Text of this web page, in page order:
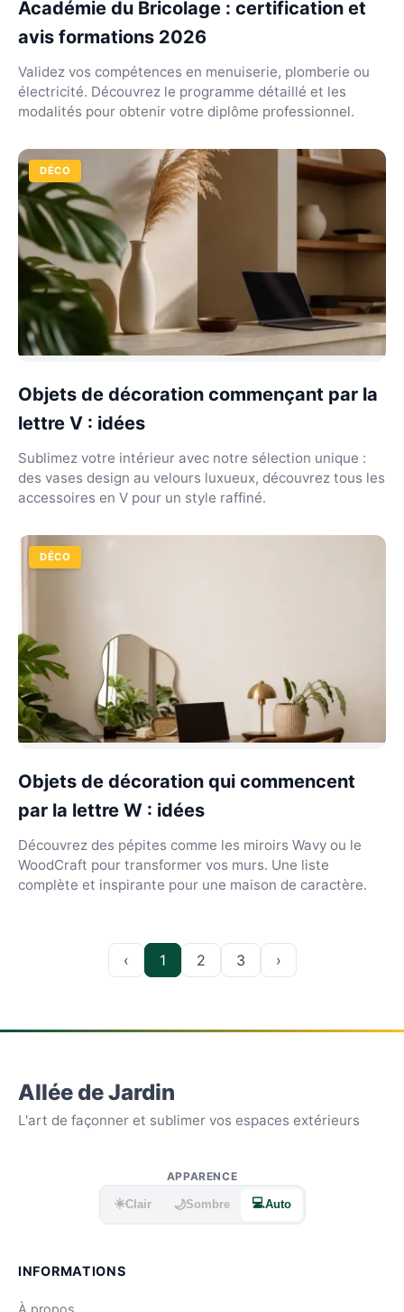
Académie du Bricolage : certification et
avis formations 2026
Validez vos compétences en menuiserie, plomberie ou
électricité. Découvrez le programme détaillé et les
modalités pour obtenir votre diplôme professionnel.
DÉCO
Objets de décoration commençant par la
lettre V : idées
Sublimez votre intérieur avec notre sélection unique :
des vases design au velours luxueux, découvrez tous les
accessoires en V pour un style raffiné.
DÉCO
Objets de décoration qui commencent
par la lettre W : idées
Découvrez des pépites comme les miroirs Wavy ou le
WoodCraft pour transformer vos murs. Une liste
complète et inspirante pour une maison de caractère.
‹ 1 2 3 ›
Allée de Jardin
L'art de façonner et sublimer vos espaces extérieurs
APPARENCE
☀️Clair 🌙Sombre 💻Auto
INFORMATIONS
À propos